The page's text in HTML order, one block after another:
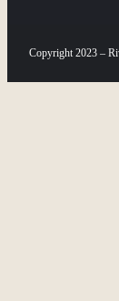
Copyright 2023 –